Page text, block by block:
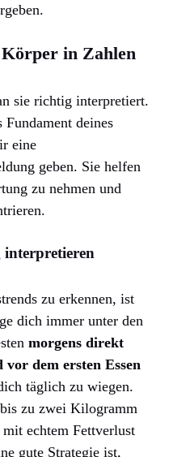
in Zahlen
sie richtig interpretiert.
deines
eine
geben. Sie helfen
zu nehmen und
zu erkennen, ist
dich immer unter den
morgens direkt
dem ersten Essen
täglich zu wiegen.
zu zwei Kilogramm
echtem Fettverlust
gute Strategie ist,